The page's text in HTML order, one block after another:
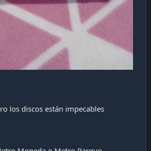
los discos están impecables